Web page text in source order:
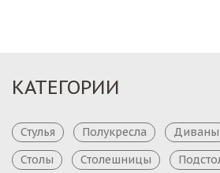
КАТЕГОРИИ
Стулья Полукресла Диваны
Столы
Столешницы